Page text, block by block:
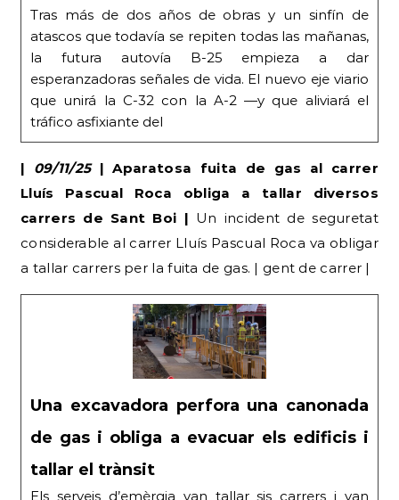
Tras más de dos años de obras y un sinfín de
atascos que todavía se repiten todas las mañanas,
la futura autovía B-25 empieza a dar
esperanzadoras señales de vida. El nuevo eje viario
que unirá la C-32 con la A-2 —y que aliviará el
tráfico asfixiante del
| 09/11/25| Aparatosa fuita de gas al carrer
Lluís Pascual Roca obliga a tallar diversos
carrers de Sant Boi | Un incident de seguretat
considerable al carrer Lluís Pascual Roca va obligar
a tallar carrers per la fuita de gas. | gent de carrer |
Una excavadora perfora una canonada
de gas i obliga a evacuar els edificis i
tallar el trànsit
Els serveis d’emèrgia van tallar sis carrers i van